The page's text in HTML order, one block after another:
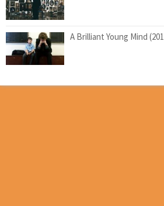
A Brilliant Young Mind